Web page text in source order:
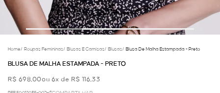
Home/ Roupas Femininas/ Blusas E Camisas/ Blusas/ Blusa De Malha Estampada - Preto
BLUSA DE MALHA ESTAMPADA - PRETO
R$ 698,00ou 6x de R$ 116,33